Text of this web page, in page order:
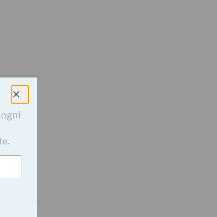
alla